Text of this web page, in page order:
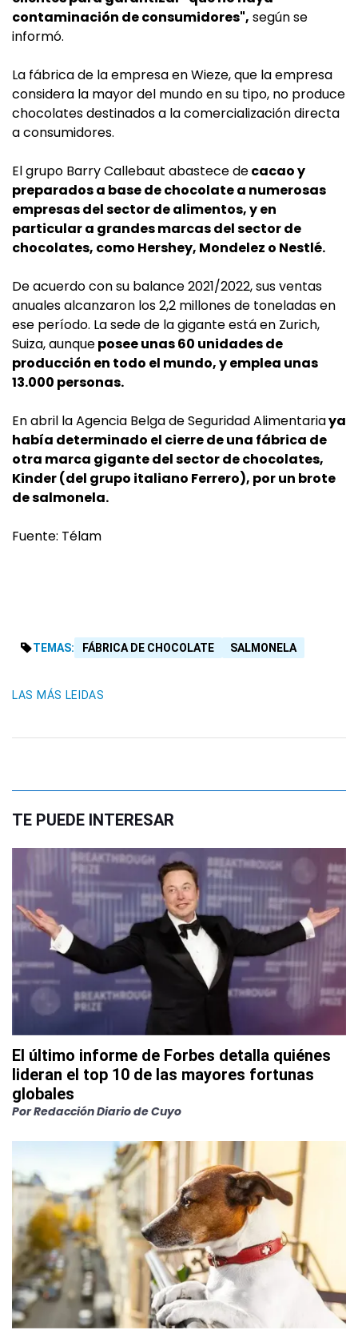
contaminación de consumidores", según se
informó.
La fábrica de la empresa en Wieze, que la empresa
considera la mayor del mundo en su tipo, no produce
chocolates destinados a la comercialización directa
a consumidores.
El grupo Barry Callebaut abastece decacao y
preparados a base de chocolate a numerosas
empresas del sector de alimentos, y en
particular a grandes marcas del sector de
chocolates, como Hershey, Mondelez o Nestlé.
De acuerdo con su balance 2021/2022, sus ventas
anuales alcanzaron los 2,2 millones de toneladas en
ese período. La sede de la gigante está en Zurich,
Suiza, aunqueposee unas 60 unidades de
producción en todo el mundo, y emplea unas
13.000 personas.
En abril la Agencia Belga de Seguridad Alimentariaya
había determinado el cierre de una fábrica de
otra marca gigante del sector de chocolates,
Kinder (del grupo italiano Ferrero), por un brote
de salmonela.
Fuente: Télam
TEMAS: FÁBRICA DE CHOCOLATE SALMONELA
LAS MÁS LEIDAS
TE PUEDE INTERESAR
El último informe de Forbes detalla quiénes
lideran el top 10 de las mayores fortunas
globales
PorRedacción Diario de Cuyo